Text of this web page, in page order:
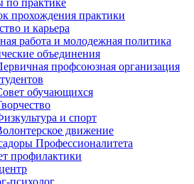
по практике
прохождения практики
и карьера
работа и молодежная политика
объединения
профсоюзная организация
обучающихся
и спорт
движение
Профессионалитета
профилактики
психолог